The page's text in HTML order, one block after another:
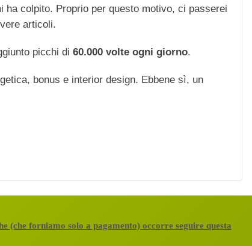
colpito. Proprio per questo motivo, ci passerei
articoli.
picchi di 60.000 volte ogni giorno.
bonus e interior design. Ebbene sì, un
(che forniamo solo a pagamento) occorre seguire questa